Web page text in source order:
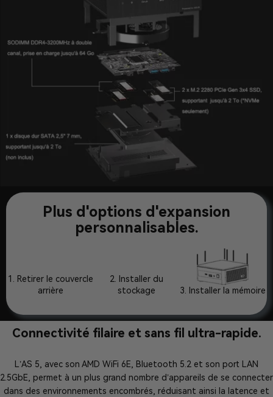
Plus d'options d'expansion
personnalisables.
1. Retirer le couvercle
arrière
2. Installer du
stockage
3. Installer la mémoire
Connectivité filaire et sans fil ultra-rapide.
L’AS 5, avec son AMD WiFi 6E, Bluetooth 5.2 et son port LAN
2.5GbE, permet à un plus grand nombre d’appareils de se connecter
dans des environnements encombrés, réduisant ainsi la latence et